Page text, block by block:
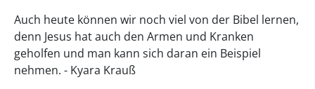
Auch heute können wir noch viel von der Bibel lernen,
denn Jesus hat auch den Armen und Kranken
geholfen und man kann sich daran ein Beispiel
nehmen. - Kyara Krauß